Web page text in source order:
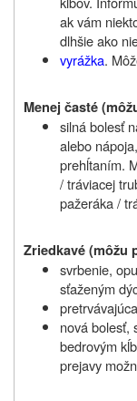
ak vám
dlhšie ako
vyrážka.
Menej časté
silná bolesť
alebo
prehĺtaním.
/ tráviacej
pažeráka /
Zriedkavé (môžu
svrbenie,
sťaženým
nová bolesť,
bedrovým
prejavy